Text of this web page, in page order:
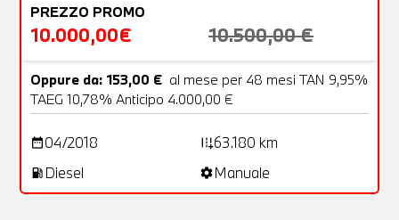
PREZZO PROMO
10.000,00€ 10.500,00 €
Oppure da: 153,00 € al mese per 48 mesi TAN 9,95%
TAEG 10,78% Anticipo 4.000,00 €
date_range04/2018 add_road63.180 km
local_gas_station Diesel settingsManuale